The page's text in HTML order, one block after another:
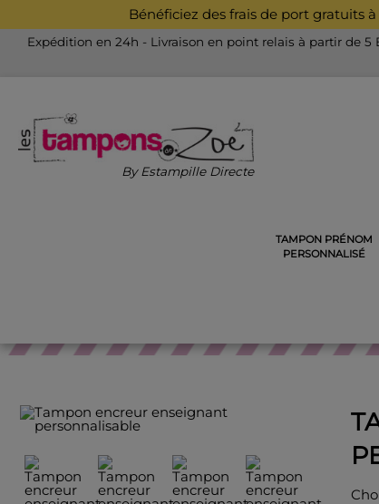
Bénéficiez des frais de port gratuits
Expédition en 24h - Livraison en point relais à partir de 5
By Estampille Directe
TAMPON PRÉNOM
PERSONNALISÉ
TAMPONS POUR LES ENSEIGNANTS